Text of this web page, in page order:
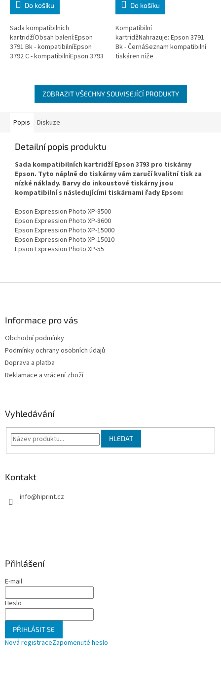
Do košíku
Sada kompatibilních
kartridžíObsah balení:Epson
3791 Bk - kompatibilníEpson
3792 C - kompatibilníEpson 3793
Do košíku
Kompatibilní
kartridžNahrazuje: Epson 3791
Bk - ČernáSeznam kompatibilní
tiskáren níže
ZOBRAZIT VŠECHNY SOUVISEJÍCÍ PRODUKTY
Popis Diskuze
Detailní popis produktu
Sada kompatibilních kartridží Epson 3793 pro tiskárny
Epson. Tyto náplně do tiskárny vám zaručí kvalitní tisk za
nízké náklady. Barvy do inkoustové tiskárny jsou
kompatibilní s následujícími tiskárnami řady Epson:
Epson Expression Photo XP-8500
Epson Expression Photo XP-8600
Epson Expression Photo XP-15000
Epson Expression Photo XP-15010
Epson Expression Photo XP-55
Informace pro vás
Obchodní podmínky
Podmínky ochrany osobních údajů
Doprava a platba
Reklamace a vrácení zboží
Vyhledávání
HLEDAT
Kontakt
info@hiprint.cz
Přihlášení
E-mail
Heslo
PŘIHLÁSIT SE
Nová registraceZapomenuté heslo